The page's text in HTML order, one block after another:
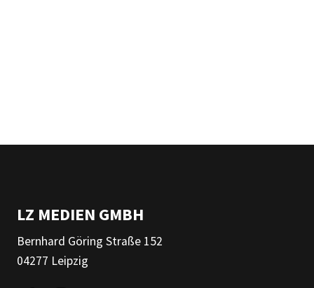
LZ MEDIEN GMBH
Bernhard Göring Straße 152
04277 Leipzig